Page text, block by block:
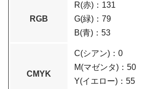
RGB
R(赤)：131
G(緑)：79
B(青)：53
CMYK
C(シアン)：0
M(マゼンタ)：50
Y(イエロー)：55